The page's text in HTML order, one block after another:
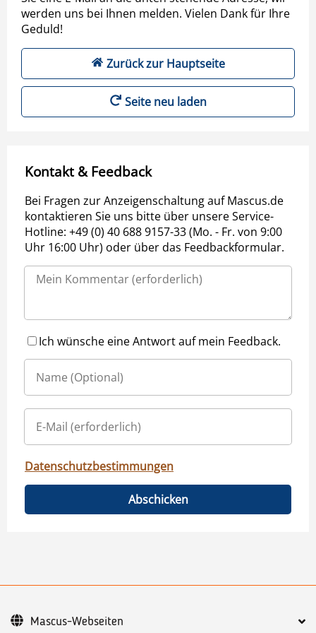
werden uns bei Ihnen melden. Vielen Dank für Ihre
Geduld!
Zurück zur Hauptseite
Seite neu laden
Kontakt & Feedback
Bei Fragen zur Anzeigenschaltung auf Mascus.de
kontaktieren Sie uns bitte über unsere Service-
Hotline: +49 (0) 40 688 9157-33 (Mo. - Fr. von 9:00
Uhr 16:00 Uhr) oder über das Feedbackformular.
Ich wünsche eine Antwort auf mein Feedback.
Datenschutzbestimmungen
Abschicken
Mascus-Webseiten